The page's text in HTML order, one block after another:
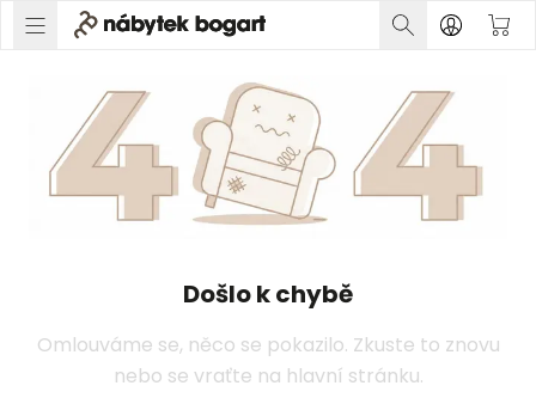
Došlo k chybě
Omlouváme se, něco se pokazilo. Zkuste to znovu
nebo se vraťte na hlavní stránku.